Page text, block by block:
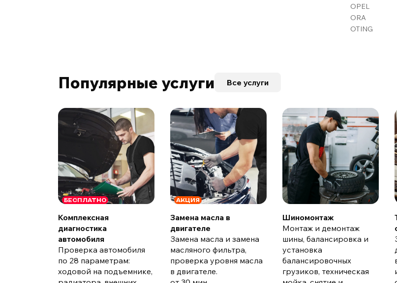
OPEL
ORA
OTING
Популярные услуги Все услуги
БЕСПЛАТНО
Комплексная
диагностика
автомобиля
Проверка автомобиля
по 28 параметрам:
ходовой на подъемнике,
АКЦИЯ
Замена масла в
двигателе
Замена масла и замена
масляного фильтра,
проверка уровня масла
в двигателе.
Шиномонтаж
Монтаж и демонтаж
шины, балансировка и
установка
балансировочных
грузиков, техническая